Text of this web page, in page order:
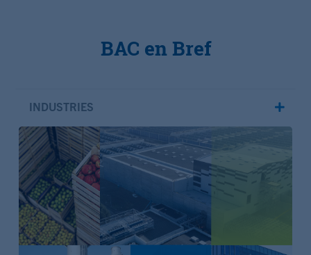
BAC en Bref
INDUSTRIES